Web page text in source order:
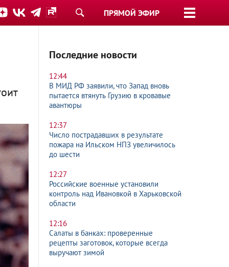
ПРЯМОЙ ЭФИР
Последние новости
12:44
В МИД РФ заявили, что Запад вновь
пытается втянуть Грузию в кровавые
авантюры
12:37
Число пострадавших в результате
пожара на Ильском НПЗ увеличилось
до шести
12:27
Российские военные установили
контроль над Ивановкой в Харьковской
области
12:16
Салаты в банках: проверенные
рецепты заготовок, которые всегда
выручают зимой